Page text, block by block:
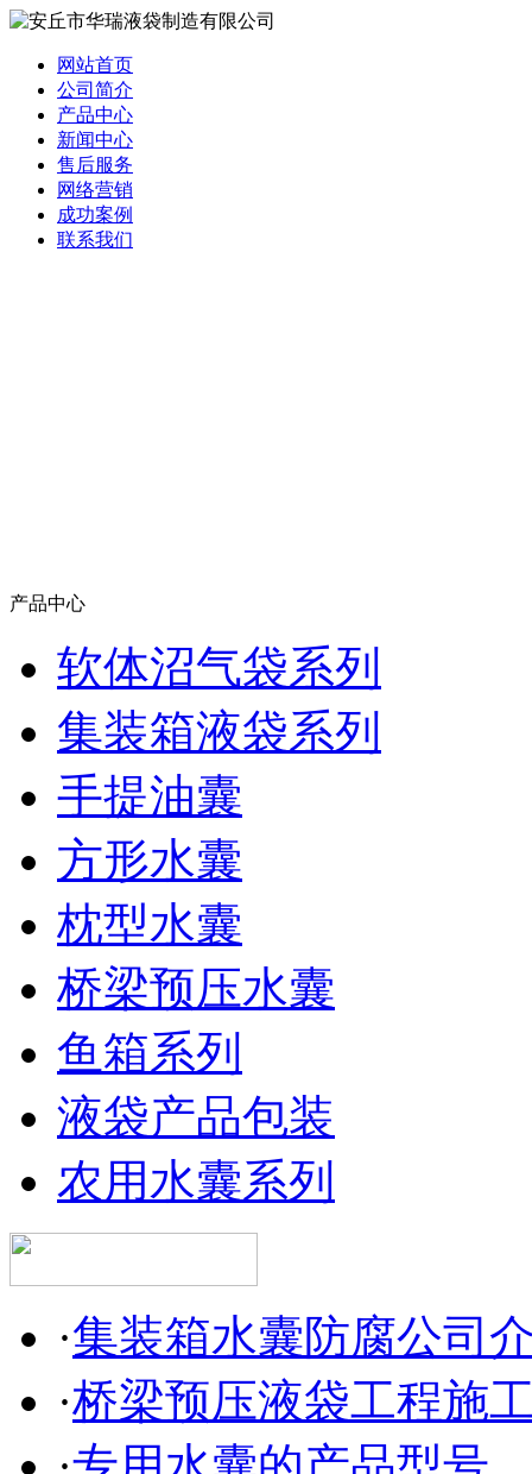
网站首页
公司简介
产品中心
新闻中心
售后服务
网络营销
成功案例
联系我们
产品中心
软体沼气袋系列
集装箱液袋系列
手提油囊
方形水囊
枕型水囊
桥梁预压水囊
鱼箱系列
液袋产品包装
农用水囊系列
·集装箱水囊防腐公司
·桥梁预压液袋工程施